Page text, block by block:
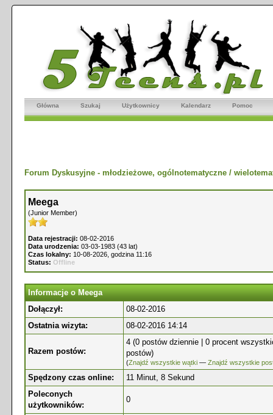
Główna Szukaj Użytkownicy Kalendarz Pomoc
Forum Dyskusyjne - młodzieżowe, ogólnotematyczne /
Meega
(Junior Member)
Data rejestracji: 08-02-2016
Data urodzenia: 03-03-1983 (43 lat)
Czas lokalny: 10-08-2026, godzina 11:16
Status: Offline
Informacje o Meega
Dołączył:
08-02-2016
Ostatnia wizyta:
08-02-2016 14:14
Razem postów:
4 (0 postów dziennie | 0 procent
postów)
(Znajdź wszystkie wątki — Znajdź wszystkie
Spędzony czas online:
11 Minut, 8 Sekund
Poleconych
użytkowników:
0